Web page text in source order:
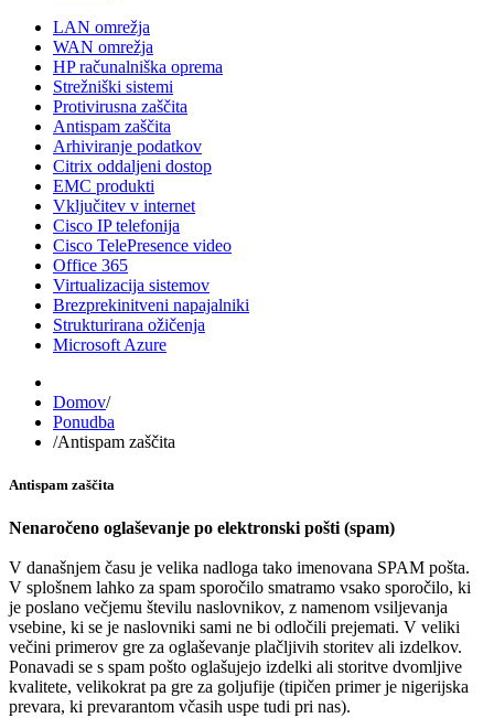
LAN omrežja
WAN omrežja
HP računalniška oprema
Strežniški sistemi
Protivirusna zaščita
Antispam zaščita
Arhiviranje podatkov
Citrix oddaljeni dostop
EMC produkti
Vključitev v internet
Cisco IP telefonija
Cisco TelePresence video
Office 365
Virtualizacija sistemov
Brezprekinitveni napajalniki
Strukturirana ožičenja
Microsoft Azure
Domov/
Ponudba
/Antispam zaščita
Antispam zaščita
Nenaročeno oglaševanje po elektronski pošti (spam)
V današnjem času je velika nadloga tako imenovana SPAM pošta.
V splošnem lahko za spam sporočilo smatramo vsako sporočilo, ki
je poslano večjemu številu naslovnikov, z namenom vsiljevanja
vsebine, ki se je naslovniki sami ne bi odločili prejemati. V veliki
večini primerov gre za oglaševanje plačljivih storitev ali izdelkov.
Ponavadi se s spam pošto oglašujejo izdelki ali storitve dvomljive
kvalitete, velikokrat pa gre za goljufije (tipičen primer je nigerijska
prevara, ki prevarantom včasih uspe tudi pri nas).